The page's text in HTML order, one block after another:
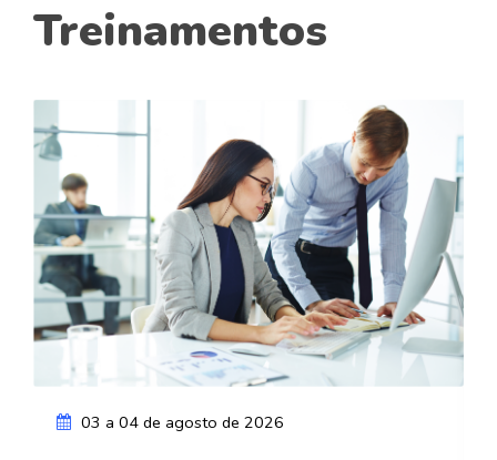
Treinamentos
03 a 04 de agosto de 2026